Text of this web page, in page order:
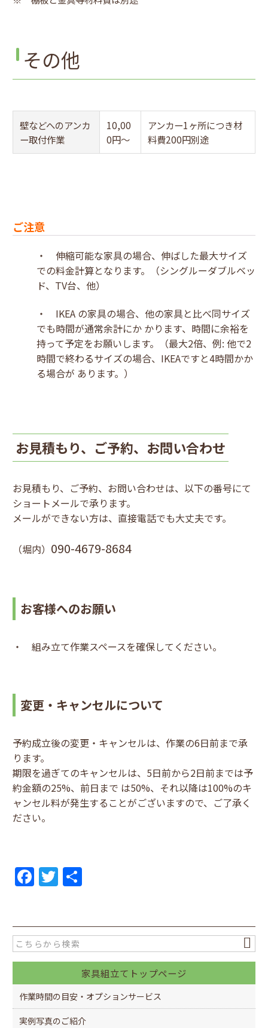
その他
壁などへのアンカ
ー取付作業
10,00
0円～
アンカー1ヶ所につき材
料費200円別途
ご注意
・ 伸縮可能な家具の場合、伸ばした最大サイズ
での料金計算となります。（シングルーダブルベッ
ド、TV台、他）
・ IKEA の家具の場合、他の家具と比べ同サイズ
でも時間が通常余計にか かります、時間に余裕を
持って予定をお願いします。
（最大2倍、例: 他で2
時間で終わるサイズの場合、IKEAですと4時間かか
る場合が あります。）
お見積もり、ご予約、お問い合わせ
お見積もり、ご予約、お問い合わせは、以下の番号にて
ショートメールで承ります。
メールができない方は、直接電話でも大丈夫です。
（堀内） 090-4679-8684
お客様へのお願い
・ 組み立て作業スペースを確保してください。
変更・キャンセルについて
予約成立後の変更・キャンセルは、作業の6日前まで承
ります。
期限を過ぎてのキャンセルは、5日前から2日前までは予
約金額の25%、前日まで は50%、それ以降は100%のキ
ャンセル料が発生することがございますので、ご了承く
ださい。
F
a
e
b
o
k
T
w
er
家具組立てトップページ
作業時間の目安・オプションサービス
実例写真のご紹介